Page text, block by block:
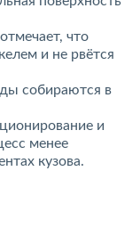
что
и не рвётся
собираются
и
менее
кузова.